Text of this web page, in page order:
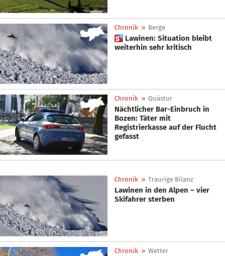
Chronik » Berge
 Lawinen: Situation bleibt
weiterhin sehr kritisch
Chronik » Quästur
Nächtlicher Bar-Einbruch in
Bozen: Täter mit
Registrierkasse auf der Flucht
gefasst
Chronik » Traurige Bilanz
Lawinen in den Alpen – vier
Skifahrer sterben
Chronik » Wetter